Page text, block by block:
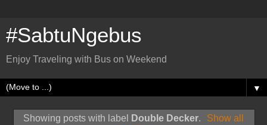
#SabtuNgebus
Enjoy Traveling with Bus on Weekend
▼
Showing posts with label Double Decker.
Show all